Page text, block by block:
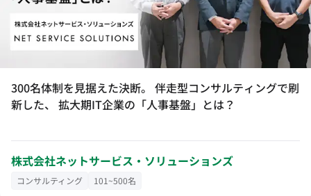
300名体制を見据えた決断。 伴走型コンサルティングで刷
新した、 拡大期IT企業の「人事基盤」とは？
株式会社ネットサービス・ソリューションズ
コンサルティング 101~500名